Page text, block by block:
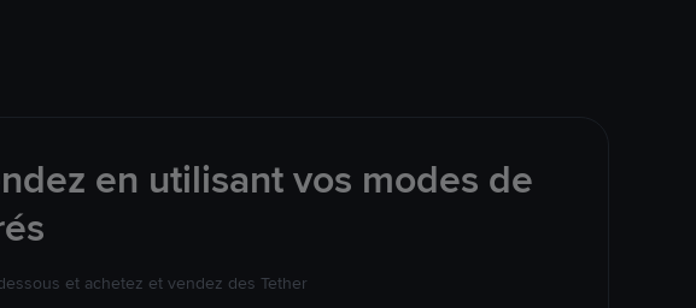
en utilisant vos modes de
et achetez et vendez des Tether